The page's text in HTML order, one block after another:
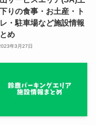
りの食事・お土産・ト
・駐車場など施設情報
め
年3月27日